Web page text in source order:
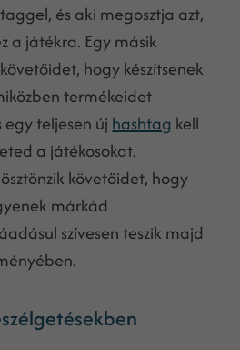
és aki megosztja azt,
a játékra. Egy másik
hogy készítsenek
termékeidet
egy teljesen új hashtag kell
a játékosokat.
követőidet, hogy
márkád
szívesen teszik majd